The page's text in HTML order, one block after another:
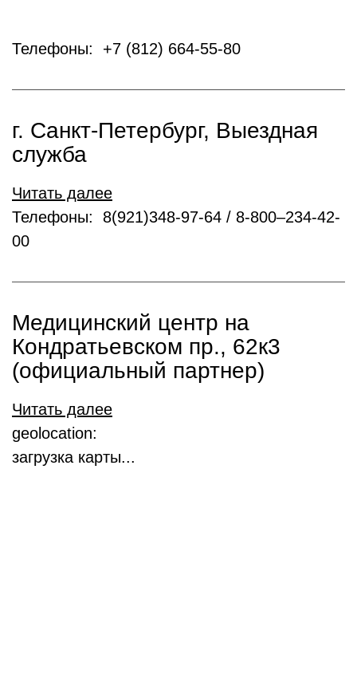
Телефоны: +7 (812) 664-55-80
г. Санкт-Петербург, Выездная
служба
Читать далее
Телефоны: 8(921)348-97-64 / 8-800–234-42-
00
Медицинский центр на
Кондратьевском пр., 62к3
(официальный партнер)
Читать далее
geolocation:
загрузка карты...